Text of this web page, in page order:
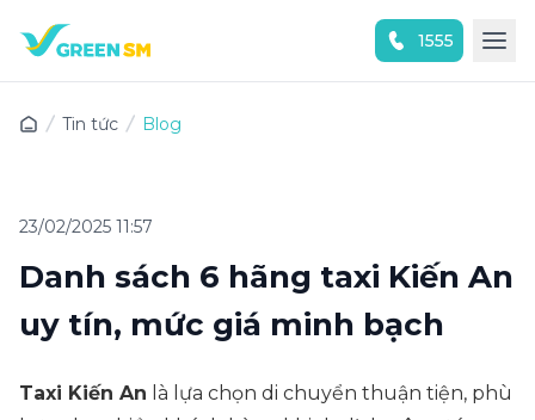
1555
Tin tức Blog
23/02/2025 11:57
Danh sách 6 hãng taxi Kiến An
uy tín, mức giá minh bạch
Taxi Kiến An là lựa chọn di chuyển thuận tiện, phù